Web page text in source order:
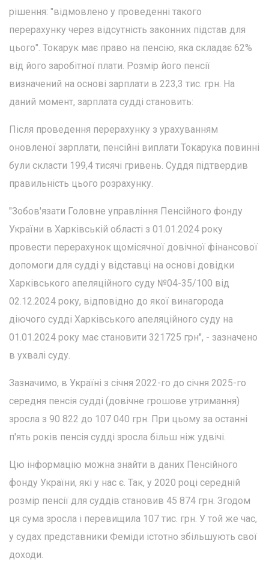
рішення: "відмовлено у проведенні такого
перерахунку через відсутність законних підстав для
цього". Токарук має право на пенсію, яка складає 62%
від його заробітної плати. Розмір його пенсії
визначений на основі зарплати в 223,3 тис. грн. На
даний момент, зарплата судді становить:
Після проведення перерахунку з урахуванням
оновленої зарплати, пенсійні виплати Токарука повинні
були скласти 199,4 тисячі гривень. Суддя підтвердив
правильність цього розрахунку.
"Зобов'язати Головне управління Пенсійного фонду
України в Харківській області з 01.01.2024 року
провести перерахунок щомісячної довічної фінансової
допомоги для судді у відставці на основі довідки
Харківського апеляційного суду №04-35/100 від
02.12.2024 року, відповідно до якої винагорода
діючого судді Харківського апеляційного суду на
01.01.2024 року має становити 321725 грн", - зазначено
в ухвалі суду.
Зазначимо, в Україні з січня 2022-го до січня 2025-го
середня пенсія судді (довічне грошове утримання)
зросла з 90 822 до 107 040 грн. При цьому за останні
п'ять років пенсія судді зросла більш ніж удвічі.
Цю інформацію можна знайти в даних Пенсійного
фонду України, які у нас є. Так, у 2020 році середній
розмір пенсії для суддів становив 45 874 грн. Згодом
ця сума зросла і перевищила 107 тис. грн. У той же час,
у судах представники Феміди істотно збільшують свої
доходи.